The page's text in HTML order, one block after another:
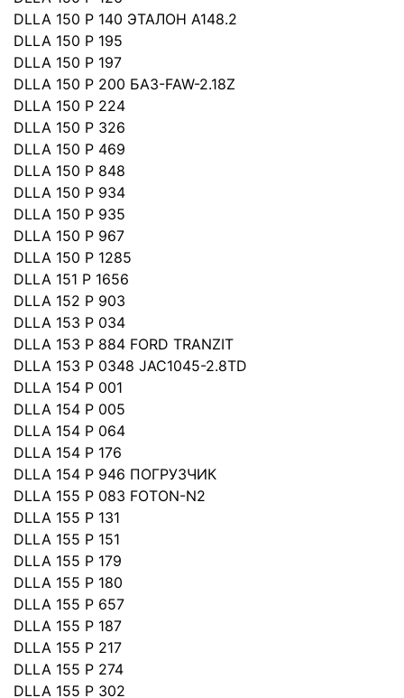
DLLA 150 P 140 ЭТАЛОН А148.2
DLLA 150 P 195
DLLA 150 P 197
DLLA 150 P 200 БАЗ-FAW-2.18Z
DLLA 150 P 224
DLLA 150 P 326
DLLA 150 P 469
DLLA 150 P 848
DLLA 150 P 934
DLLA 150 P 935
DLLA 150 P 967
DLLA 150 P 1285
DLLA 151 P 1656
DLLA 152 P 903
DLLA 153 P 034
DLLA 153 P 884 FORD TRANZIT
DLLA 153 P 0348 JAC1045-2.8TD
DLLA 154 P 001
DLLA 154 P 005
DLLA 154 P 064
DLLA 154 P 176
DLLA 154 P 946 ПОГРУЗЧИК
DLLA 155 P 083 FOTON-N2
DLLA 155 P 131
DLLA 155 P 151
DLLA 155 P 179
DLLA 155 P 180
DLLA 155 P 657
DLLA 155 P 187
DLLA 155 P 217
DLLA 155 P 274
DLLA 155 P 302